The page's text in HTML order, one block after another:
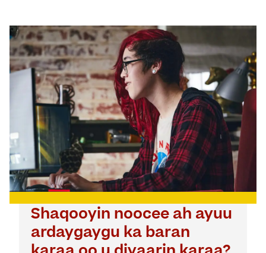
Shaqooyin noocee ah ayuu
ardaygaygu ka baran